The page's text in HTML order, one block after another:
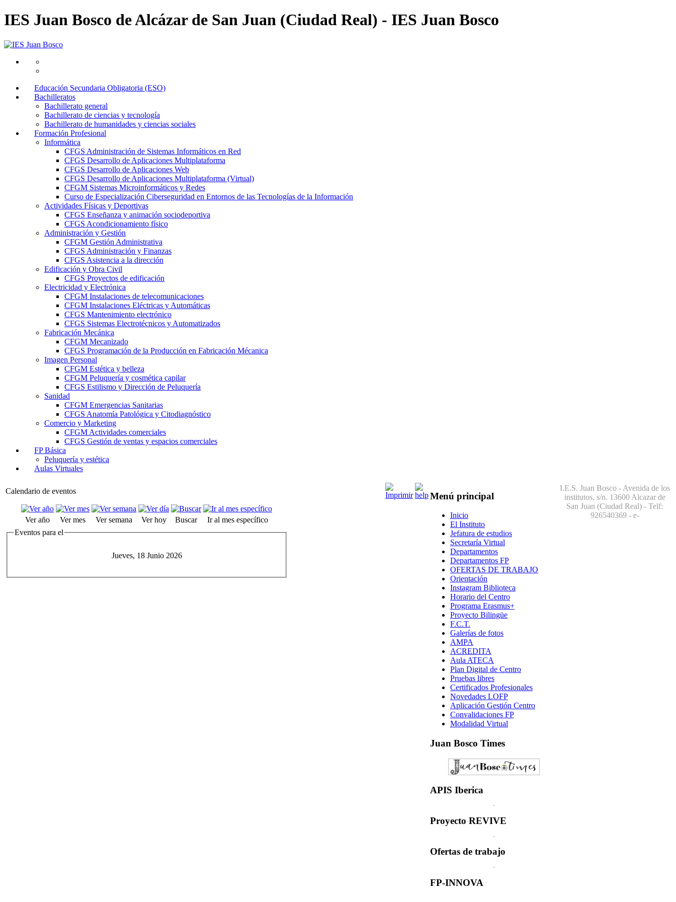
IES Juan Bosco de Alcázar de San Juan (Ciudad Real) - IES Juan Bosco
Educación Secundaria Obligatoria (ESO)
Bachilleratos
Bachillerato general
Bachillerato de ciencias y tecnología
Bachillerato de humanidades y ciencias sociales
Formación Profesional
Informática
CFGS Administración de Sistemas Informáticos en Red
CFGS Desarrollo de Aplicaciones Multiplataforma
CFGS Desarrollo de Aplicaciones Web
CFGS Desarrollo de Aplicaciones Multiplataforma (Virtual)
CFGM Sistemas Microinformáticos y Redes
Curso de Especialización Ciberseguridad en Entornos de las Tecnologías de la Información
Actividades Físicas y Deportivas
CFGS Enseñanza y animación sociodeportiva
CFGS Acondicionamiento físico
Administración y Gestión
CFGM Gestión Administrativa
CFGS Administración y Finanzas
CFGS Asistencia a la dirección
Edificación y Obra Civil
CFGS Proyectos de edificación
Electricidad y Electrónica
CFGM Instalaciones de telecomunicaciones
CFGM Instalaciones Eléctricas y Automáticas
CFGS Mantenimiento electrónico
CFGS Sistemas Electrotécnicos y Automatizados
Fabricación Mecánica
CFGM Mecanizado
CFGS Programación de la Producción en Fabricación Mécanica
Imagen Personal
CFGM Estética y belleza
CFGM Peluquería y cosmética capilar
CFGS Estilismo y Dirección de Peluquería
Sanidad
CFGM Emergencias Sanitarias
CFGS Anatomía Patológica y Citodiagnóstico
Comercio y Marketing
CFGM Actividades comerciales
CFGS Gestión de ventas y espacios comerciales
FP Básica
Peluquería y estética
Aulas Virtuales
Calendario de eventos
Ver año Ver mes Ver semana Ver hoy Buscar
Ir al mes específico
Eventos para el
Jueves, 18 Junio 2026
Menú principal
Inicio
El Instituto
Jefatura de estudios
Secretaría Virtual
Departamentos
Departamentos FP
OFERTAS DE TRABAJO
Orientación
Instagram Biblioteca
Horario del Centro
Programa Erasmus+
Proyecto Bilingüe
F.C.T.
Galerías de fotos
AMPA
ACREDITA
Aula ATECA
Plan Digital de Centro
Pruebas libres
Certificados Profesionales
Novedades LOFP
Aplicación Gestión Centro
Convalidaciones FP
Modalidad Virtual
Juan Bosco Times
APIS Iberica
Proyecto REVIVE
Ofertas de trabajo
FP-INNOVA
I.E.S. Juan Bosco - Avenida de los
institutos, s/n. 13600 Alcazar de
San Juan (Ciudad Real) - Telf:
926540369- e-